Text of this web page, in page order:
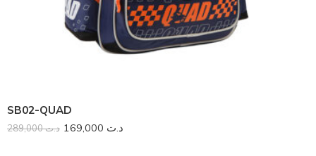
SB02-QUAD
د.ت289,000 د.ت